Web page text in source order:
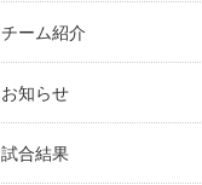
チーム紹介
お知らせ
試合結果